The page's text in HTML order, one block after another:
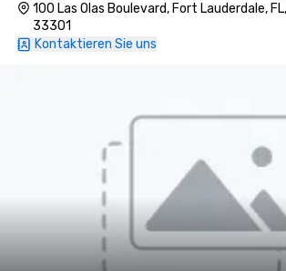
100 Las Olas Boulevard, Fort Lauderdale,
33301
Kontaktieren Sie uns